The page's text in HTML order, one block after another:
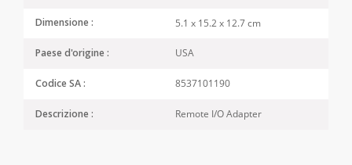
Dimensione : 5.1 x 15.2 x 12.7 cm
Paese d'origine : USA
Codice SA : 8537101190
Descrizione : Remote I/O Adapter